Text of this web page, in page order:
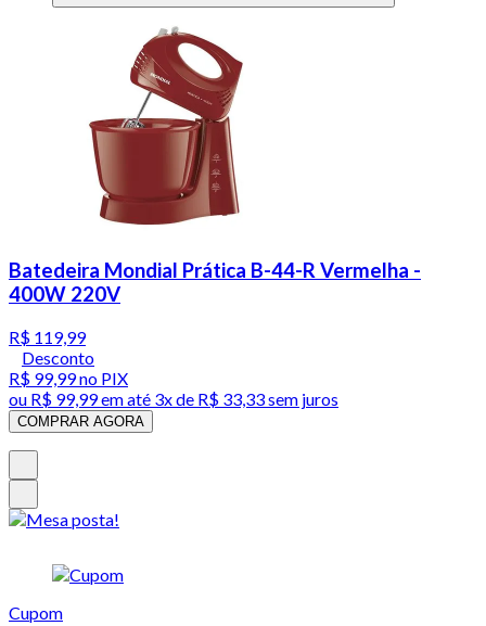
Batedeira Mondial Prática B-44-R Vermelha -
400W 220V
R$ 119,99
Desconto
R$ 99,99no PIX
ou R$ 99,99em até 3x de R$ 33,33 sem juros
COMPRAR AGORA
Cupom